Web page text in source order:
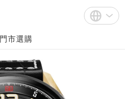
註冊
登入English
Bahasa Indonesia
門市選購